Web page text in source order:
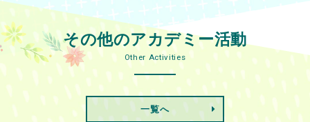
その他のアカデミー活動
Other Activities
一覧へ